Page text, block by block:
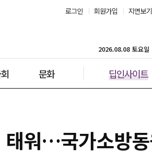
로그인 회원가입 지면보기
문화 딥인사이트
2026.08.08 토요일
태워…국가소방